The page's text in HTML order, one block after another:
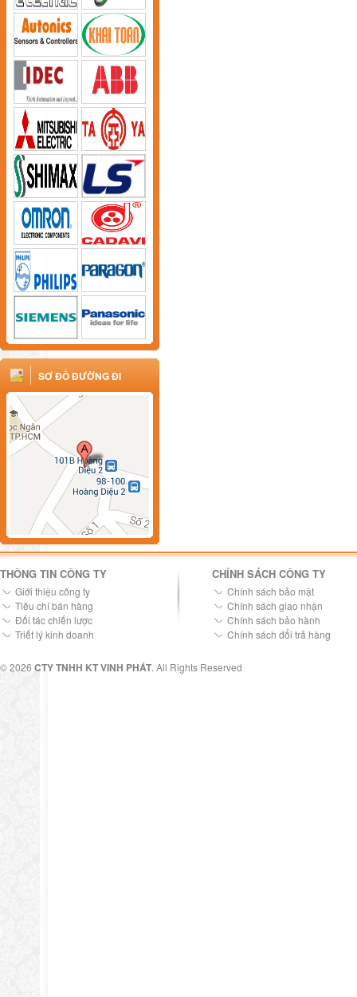
SƠ ĐỒ ĐƯỜNG ĐI
THÔNG TIN CÔNG TY
Giới thiệu công ty
Tiêu chí bán hàng
Đối tác chiến lược
Triết lý kinh doanh
CHÍNH SÁCH CÔNG TY
Chính sách bảo mật
Chính sách giao nhận
Chính sách bảo hành
Chính sách đổi trả hàng
© 2026 CTY TNHH KT VINH PHÁT. All Rights Reserved